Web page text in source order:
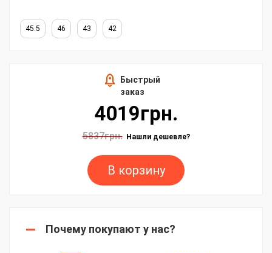
45.5 46 43 42
Быстрый
заказ
4019грн.
5837грн. Нашли дешевле?
В корзину
Почему покупают у нас?